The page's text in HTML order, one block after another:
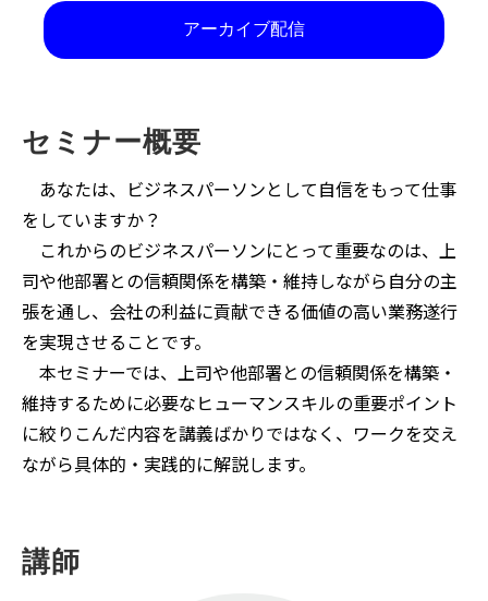
アーカイブ配信
セミナー概要
あなたは、ビジネスパーソンとして自信をもって仕事
をしていますか？
これからのビジネスパーソンにとって重要なのは、上
司や他部署との信頼関係を構築・維持しながら自分の主
張を通し、会社の利益に貢献できる価値の高い業務遂行
を実現させることです。
本セミナーでは、上司や他部署との信頼関係を構築・
維持するために必要なヒューマンスキルの重要ポイント
に絞りこんだ内容を講義ばかりではなく、ワークを交え
ながら具体的・実践的に解説します。
講師